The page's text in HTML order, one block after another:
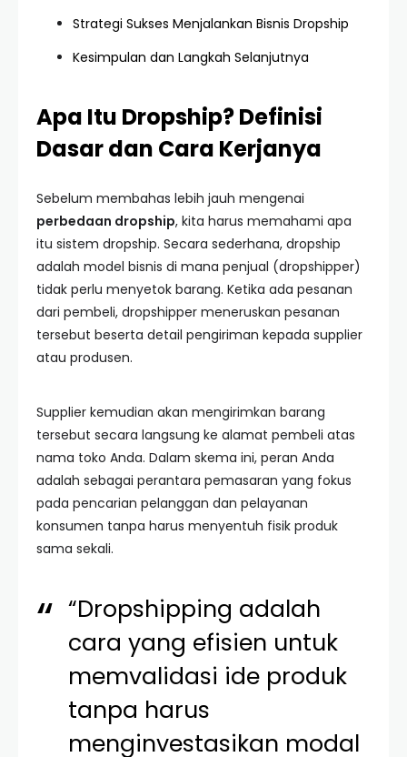
Strategi Sukses Menjalankan Bisnis Dropship
Kesimpulan dan Langkah Selanjutnya
Apa Itu Dropship? Definisi
Dasar dan Cara Kerjanya
Sebelum membahas lebih jauh mengenai
perbedaan dropship, kita harus memahami apa
itu sistem dropship. Secara sederhana, dropship
adalah model bisnis di mana penjual (dropshipper)
tidak perlu menyetok barang. Ketika ada pesanan
dari pembeli, dropshipper meneruskan pesanan
tersebut beserta detail pengiriman kepada supplier
atau produsen.
Supplier kemudian akan mengirimkan barang
tersebut secara langsung ke alamat pembeli atas
nama toko Anda. Dalam skema ini, peran Anda
adalah sebagai perantara pemasaran yang fokus
pada pencarian pelanggan dan pelayanan
konsumen tanpa harus menyentuh fisik produk
sama sekali.
“Dropshipping adalah
cara yang efisien untuk
memvalidasi ide produk
tanpa harus
menginvestasikan modal